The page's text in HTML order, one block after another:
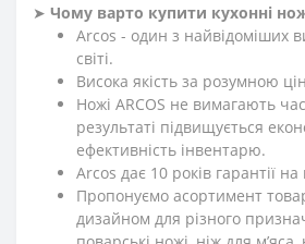
➤ Чому варто купити кухонні
Arcos - один з найвідоміших
світі.
Висока якість за розумною
Ножі ARCOS не вимагають
результаті підвищується
ефективність інвентарю.
Arcos дає 10 років гарантії
Пропонуємо асортимент
дизайном для різного